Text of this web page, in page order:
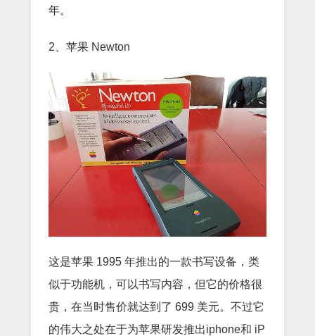
年。
2、苹果 Newton
这是苹果 1995 年推出的一款书写设备，类
似于功能机，可以书写内容，但它的价格很
贵，在当时售价就达到了 699 美元。不过它
的伟大之处在于为苹果研发推出iphone和 iP